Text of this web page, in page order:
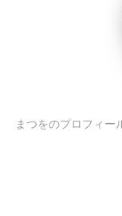
まつをのプロフィー